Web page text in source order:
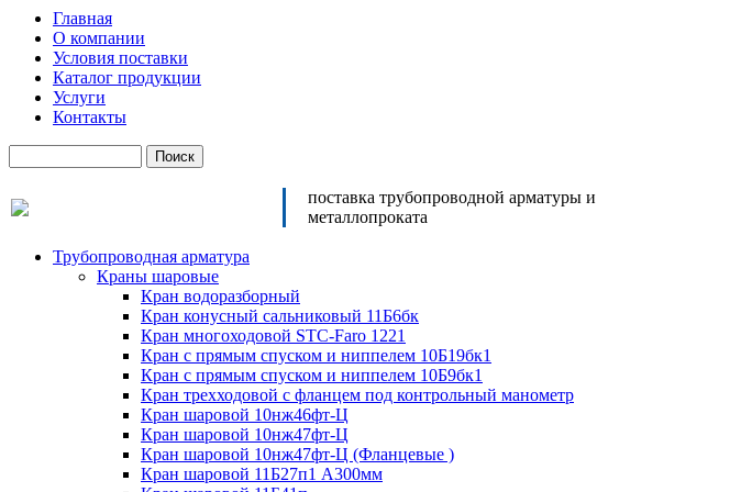
Главная
О компании
Условия поставки
Каталог продукции
Услуги
Контакты
поставка трубопроводной арматуры и
металлопроката
Трубопроводная арматура
Краны шаровые
Кран водоразборный
Кран конусный сальниковый 11Б6бк
Кран многоходовой STC-Faro 1221
Кран с прямым спуском и ниппелем 10Б19бк1
Кран с прямым спуском и ниппелем 10Б9бк1
Кран трехходовой с фланцем под контрольный манометр
Кран шаровой 10нж46фт-Ц
Кран шаровой 10нж47фт-Ц
Кран шаровой 10нж47фт-Ц (Фланцевые )
Кран шаровой 11Б27п1 А300мм